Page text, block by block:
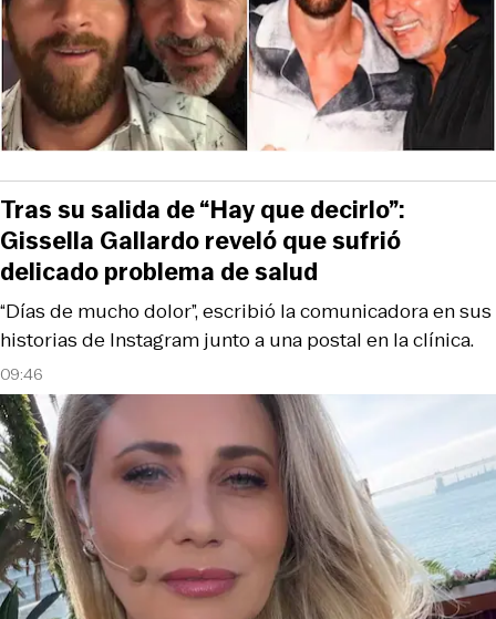
09:46
“Días de mucho dolor”, escribió la comunicadora en sus
historias de Instagram junto a una postal en la clínica.
Tras su salida de “Hay que decirlo”:
Gissella Gallardo reveló que sufrió
delicado problema de salud